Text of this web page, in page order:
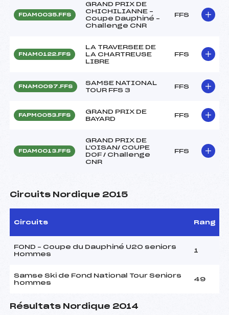
FDAM0035.FFS
GRAND PRIX DE
CHICHILIANNE –
Coupe Dauphiné –
Challenge CNR
FFS
FNAM0122.FFS
LA TRAVERSEE DE
LA CHARTREUSE
LIBRE
FFS
FNAM0097.FFS
SAMSE NATIONAL
TOUR FFS 3
FFS
FAPM0053.FFS
GRAND PRIX DE
BAYARD
FFS
FDAM0013.FFS
GRAND PRIX DE
L'OISAN/ COUPE
DOF / Challenge
CNR
FFS
Circuits Nordique 2015
Circuits Rang
FOND – Coupe du Dauphiné U20 seniors
Hommes
1
Samse Ski de Fond National Tour Seniors
hommes
49
Résultats Nordique 2014